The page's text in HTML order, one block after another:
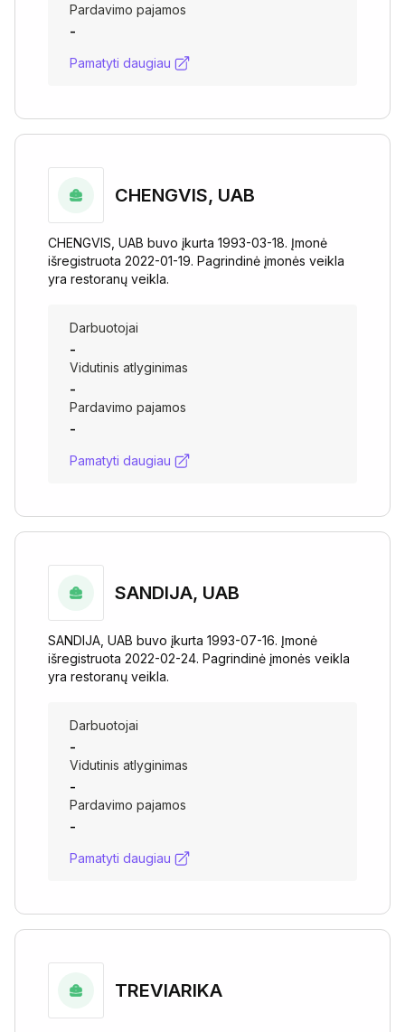
Pardavimo pajamos
-
Pamatyti daugiau
CHENGVIS, UAB
CHENGVIS, UAB buvo įkurta 1993-03-18. Įmonė
išregistruota 2022-01-19. Pagrindinė įmonės veikla
yra restoranų veikla.
Darbuotojai
-
Vidutinis atlyginimas
-
Pardavimo pajamos
-
Pamatyti daugiau
SANDIJA, UAB
SANDIJA, UAB buvo įkurta 1993-07-16. Įmonė
išregistruota 2022-02-24. Pagrindinė įmonės veikla
yra restoranų veikla.
Darbuotojai
-
Vidutinis atlyginimas
-
Pardavimo pajamos
-
Pamatyti daugiau
TREVIARIKA